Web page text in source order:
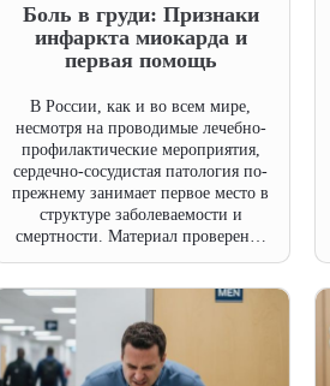
Боль в груди: Признаки
инфаркта миокарда и
первая помощь
В России, как и во всем мире,
несмотря на проводимые лечебно-
профилактические мероприятия,
сердечно-сосудистая патология по-
прежнему занимает первое место в
структуре заболеваемости и
смертности. Материал проверен…